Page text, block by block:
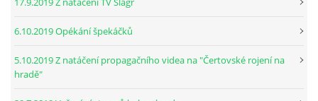
6.10.2019 Opékání špekáčků
5.10.2019 Z natáčení propagačního videa na "Čertovské rojení na
hradě"